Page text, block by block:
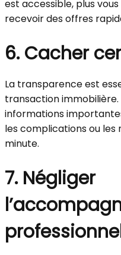
est accessible, plus
recevoir des offres
6. Cacher
La transparence est
transaction immobilière.
informations
les complications ou
minute.
7. Négliger